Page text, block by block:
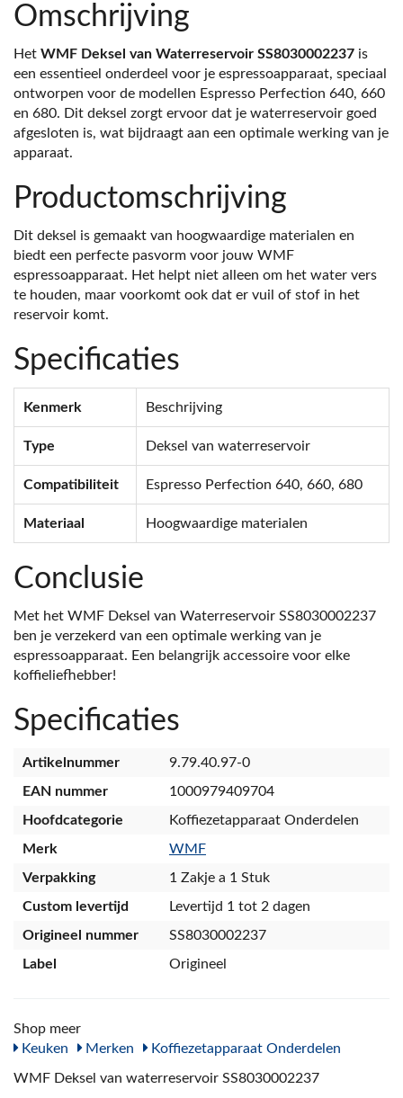
Omschrijving
Het WMF Deksel van Waterreservoir SS8030002237 is
een essentieel onderdeel voor je espressoapparaat, speciaal
ontworpen voor de modellen Espresso Perfection 640, 660
en 680. Dit deksel zorgt ervoor dat je waterreservoir goed
afgesloten is, wat bijdraagt aan een optimale werking van je
apparaat.
Productomschrijving
Dit deksel is gemaakt van hoogwaardige materialen en
biedt een perfecte pasvorm voor jouw WMF
espressoapparaat. Het helpt niet alleen om het water vers
te houden, maar voorkomt ook dat er vuil of stof in het
reservoir komt.
Specificaties
Kenmerk Beschrijving
Type Deksel van waterreservoir
Compatibiliteit Espresso Perfection 640, 660, 680
Materiaal Hoogwaardige materialen
Conclusie
Met het WMF Deksel van Waterreservoir SS8030002237
ben je verzekerd van een optimale werking van je
espressoapparaat. Een belangrijk accessoire voor elke
koffieliefhebber!
Specificaties
Artikelnummer
9.79.40.97-0
EAN nummer
1000979409704
Hoofdcategorie
Koffiezetapparaat Onderdelen
Merk
WMF
Verpakking
1 Zakje a 1 Stuk
Custom levertijd
Levertijd 1 tot 2 dagen
Origineel nummer
SS8030002237
Label
Origineel
Shop meer
Keuken
Merken Koffiezetapparaat Onderdelen
WMF Deksel van waterreservoir SS8030002237